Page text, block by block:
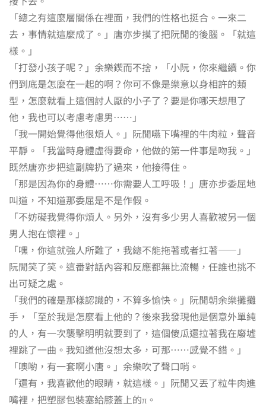
「總之有這麼層關係在裡面，我們的性格也挺合。一來二
去，事情就這麼成了。」唐亦步摸了把阮閒的後腦。「就這
樣。」
「打發小孩子呢？」余樂鍥而不捨，「小阮，你來繼續。你
們到底是怎麼在一起的啊？你可不像是樂意以身相許的類
型，怎麼就看上這個討人厭的小子了？要是你哪天想甩了
他，我也可以考慮考慮男……」
「我一開始覺得他很煩人。」阮閒嚥下嘴裡的牛肉粒，聲音
平靜。「我當時身體虛得要命，他做的第一件事是吻我。」
既然唐亦步把這副牌扔了過來，他接得住。
「那是因為你的身體……你需要人工呼吸！」唐亦步委屈地
叫道，不知道那委屈是不是作假。
「不妨礙我覺得你煩人。另外，沒有多少男人喜歡被另一個
男人抱在懷裡。」
「嘿，你這就強人所難了，我總不能拖著或者扛著——」
阮閒笑了笑。這番對話內容和反應都無比流暢，任誰也挑不
出可疑之處。
「我們的確是那樣認識的，不算多愉快。」阮閒朝余樂攤攤
手，「至於我是怎麼看上他的？後來我發現他是個意外單純
的人，有一次襲擊明明就要到了，這個傻瓜還拉著我在廢墟
裡跳了一曲。我知道他沒想太多，可那……感覺不錯。」
「噢喲，有一套啊小唐。」余樂吹了聲口哨。
「還有，我喜歡他的眼睛，就這樣。」阮閒又丟了粒牛肉進
嘴裡，把塑膠包裝塞給膝蓋上的π。